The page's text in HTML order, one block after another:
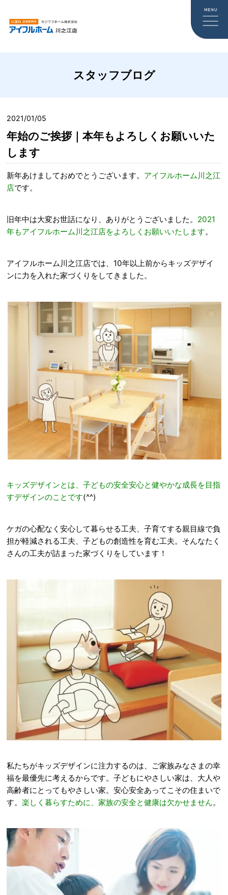
スタッフブログ
2021/01/05
年始のご挨拶｜本年もよろしくお願いいた
します
新年あけましておめでとうございます。 アイフルホーム川之江
店です。
旧年中は大変お世話になり、ありがとうございました。 2021
年もアイフルホーム川之江店をよろしくお願いいたします。
アイフルホーム川之江店では、10年以上前からキッズデザイ
ンに力を入れた家づくりをしてきました。
キッズデザインとは、子どもの安全安心と健やかな成長を目指
すデザインのことです(^^)
ケガの心配なく安心して暮らせる工夫、子育てする親目線で負
担が軽減される工夫、子どもの創造性を育む工夫。そんなたく
さんの工夫が詰まった家づくりをしています！
私たちがキッズデザインに注力するのは、ご家族みなさまの幸
福を最優先に考えるからです。子どもにやさしい家は、大人や
高齢者にとってもやさしい家。安心安全あってこその住まいで
す。楽しく暮らすために、家族の安全と健康は欠かせません。